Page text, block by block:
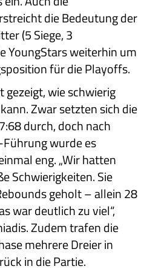
die Bedeutung der
(5 Siege, 3
YoungStars weiterhin um
für die Playoffs.
gezeigt, wie schwierig
Zwar setzten sich die
durch, doch nach
wurde es
eng. „Wir hatten
Schwierigkeiten. Sie
geholt – allein 28
war deutlich zu viel“,
Zudem trafen die
mehrere Dreier in
in die Partie.